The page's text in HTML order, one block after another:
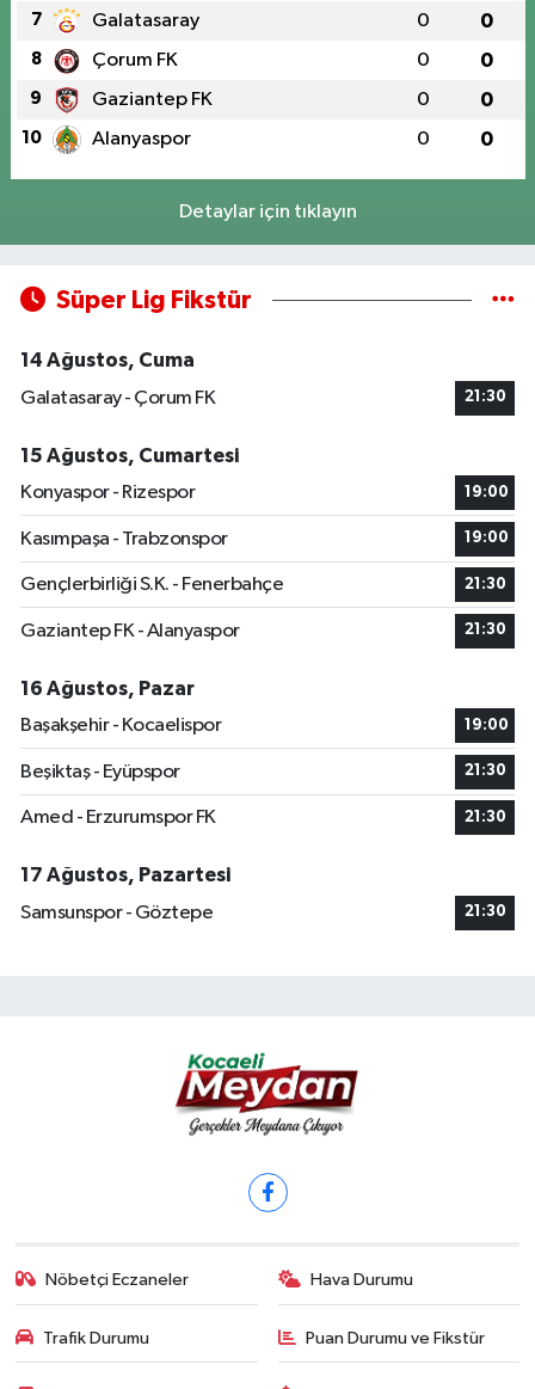
7 Galatasaray 0 0
8 Çorum FK 0 0
9 Gaziantep FK 0 0
10 Alanyaspor 0 0
Detaylar için tıklayın
Süper Lig Fikstür
14 Ağustos, Cuma
Galatasaray - Çorum FK
21:30
15 Ağustos, Cumartesi
Konyaspor - Rizespor
19:00
Kasımpaşa - Trabzonspor 19:00
Gençlerbirliği S.K. - Fenerbahçe 21:30
Gaziantep FK - Alanyaspor 21:30
16 Ağustos, Pazar
Başakşehir - Kocaelispor
19:00
Beşiktaş - Eyüpspor 21:30
Amed - Erzurumspor FK 21:30
17 Ağustos, Pazartesi
Samsunspor - Göztepe
21:30
Nöbetçi Eczaneler Hava Durumu
Trafik Durumu Puan Durumu ve Fikstür